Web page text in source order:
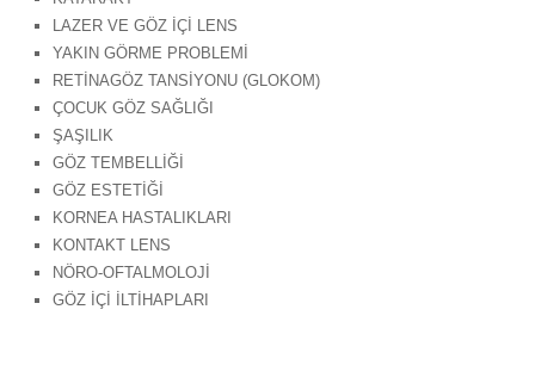
LAZER VE GÖZ İÇİ LENS
YAKIN GÖRME PROBLEMİ
RETİNAGÖZ TANSİYONU (GLOKOM)
ÇOCUK GÖZ SAĞLIĞI
ŞAŞILIK
GÖZ TEMBELLİĞİ
GÖZ ESTETİĞİ
KORNEA HASTALIKLARI
KONTAKT LENS
NÖRO-OFTALMOLOJİ
GÖZ İÇİ İLTİHAPLARI